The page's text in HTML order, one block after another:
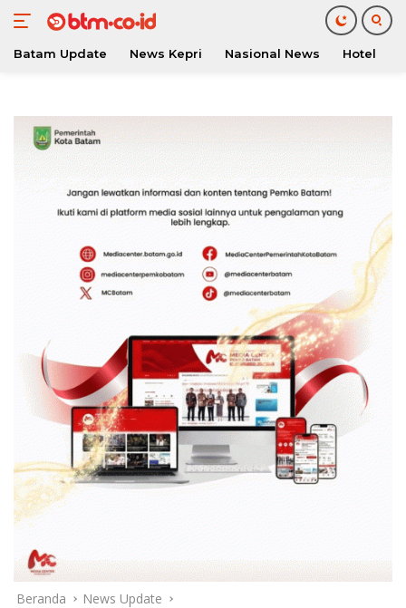
konten
Batam Update News Kepri Nasional News Hotel
Beranda News Update